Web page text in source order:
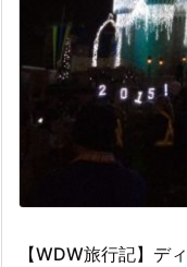
【WDW旅行記】デ